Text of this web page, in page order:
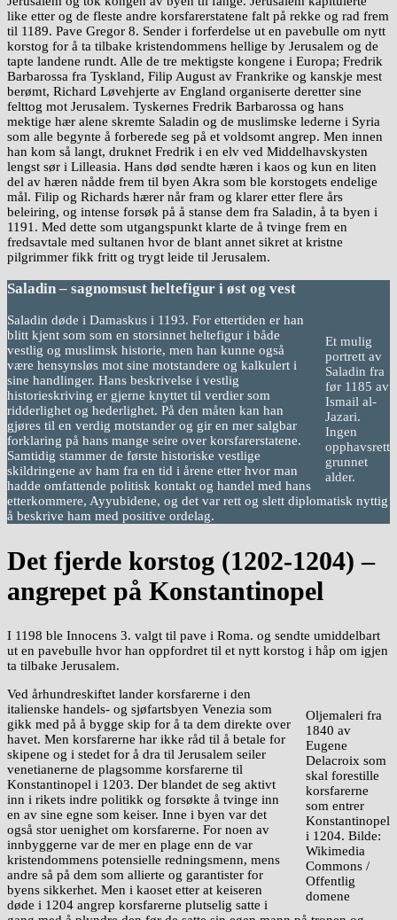
like etter og de fleste andre korsfarerstatene falt på rekke og rad frem
til 1189. Pave Gregor 8. Sender i forferdelse ut en pavebulle om nytt
korstog for å ta tilbake kristendommens hellige by Jerusalem og de
tapte landene rundt. Alle de tre mektigste kongene i Europa; Fredrik
Barbarossa fra Tyskland, Filip August av Frankrike og kanskje mest
berømt, Richard Løvehjerte av England organiserte deretter sine
felttog mot Jerusalem. Tyskernes Fredrik Barbarossa og hans
mektige hær alene skremte Saladin og de muslimske lederne i Syria
som alle begynte å forberede seg på et voldsomt angrep. Men innen
han kom så langt, druknet Fredrik i en elv ved Middelhavskysten
lengst sør i Lilleasia. Hans død sendte hæren i kaos og kun en liten
del av hæren nådde frem til byen Akra som ble korstogets endelige
mål. Filip og Richards hærer når fram og klarer etter flere års
beleiring, og intense forsøk på å stanse dem fra Saladin, å ta byen i
1191. Med dette som utgangspunkt klarte de å tvinge frem en
fredsavtale med sultanen hvor de blant annet sikret at kristne
pilgrimmer fikk fritt og trygt leide til Jerusalem.
Saladin – sagnomsust heltefigur i øst og vest
Et mulig
portrett av
Saladin fra
før 1185 av
Ismail al-
Jazari.
Ingen
opphavsrett
grunnet
alder.
Saladin døde i Damaskus i 1193. For ettertiden er han
blitt kjent som som en storsinnet heltefigur i både
vestlig og muslimsk historie, men han kunne også
være hensynsløs mot sine motstandere og kalkulert i
sine handlinger. Hans beskrivelse i vestlig
historieskriving er gjerne knyttet til verdier som
ridderlighet og hederlighet. På den måten kan han
gjøres til en verdig motstander og gir en mer salgbar
forklaring på hans mange seire over korsfarerstatene.
Samtidig stammer de første historiske vestlige
skildringene av ham fra en tid i årene etter hvor man
hadde omfattende politisk kontakt og handel med hans
etterkommere, Ayyubidene, og det var rett og slett diplomatisk nyttig
å beskrive ham med positive ordelag.
Det fjerde korstog (1202-1204) –
angrepet på Konstantinopel
I 1198 ble Innocens 3. valgt til pave i Roma. og sendte umiddelbart
ut en pavebulle hvor han oppfordret til et nytt korstog i håp om igjen
ta tilbake Jerusalem.
Oljemaleri fra
1840 av
Eugene
Delacroix som
skal forestille
korsfarerne
som entrer
Konstantinopel
i 1204. Bilde:
Wikimedia
Commons /
Offentlig
domene
Ved århundreskiftet lander korsfarerne i den
italienske handels- og sjøfartsbyen Venezia som
gikk med på å bygge skip for å ta dem direkte over
havet. Men korsfarerne har ikke råd til å betale for
skipene og i stedet for å dra til Jerusalem seiler
venetianerne de plagsomme korsfarerne til
Konstantinopel i 1203. Der blandet de seg aktivt
inn i rikets indre politikk og forsøkte å tvinge inn
en av sine egne som keiser. Inne i byen var det
også stor uenighet om korsfarerne. For noen av
innbyggerne var de mer en plage enn de var
kristendommens potensielle redningsmenn, mens
andre så på dem som allierte og garantister for
byens sikkerhet. Men i kaoset etter at keiseren
døde i 1204 angrep korsfarerne plutselig satte i